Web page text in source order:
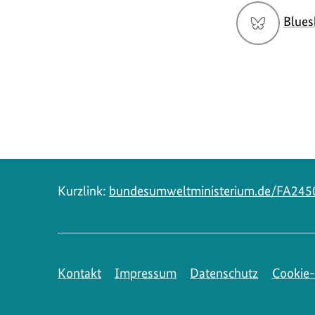
Kurzlink: bundesumweltministerium.de/
Kontakt Impressum Datenschutz